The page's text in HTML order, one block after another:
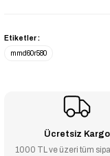
Etiketler :
mmd60r580
Ücretsiz Kargo
1000 TL ve üzeri tüm